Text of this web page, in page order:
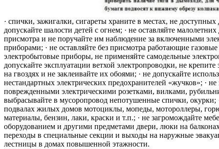
· спички, зажигалки, сигареты храните в местах, не доступных
допускайте шалости детей с огнем; · не оставляйте малолетних
присмотра и не поручайте им наблюдение за включенными
приборами; · не оставляйте без присмотра работающие
электробытовые приборы, не применяйте самодельные
допускайте эксплуатации ветхой электропроводки, не крепите
на гвоздях и не заклеивайте их обоями; · не допускайте
нестандартных электрических предохранителей «жучков»; · не
поврежденными электрическими розетками, вилками,
выбрасывайте в мусоропровод непотушенные спички, окурки;
подвалах жилых домов мотоциклы, мопеды, мотороллеры,
материалы, бензин, лаки, краски и т.п.; · не загромождайте
оборудованием и другими предметами двери, люки на
переходы в специальные секции и выходы на наружные
лестницы в домах повышенной этажности.